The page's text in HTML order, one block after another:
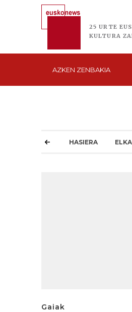
25 URTE
KULTURA
AZKEN ZENBAKIA
HASIERA
Gaiak